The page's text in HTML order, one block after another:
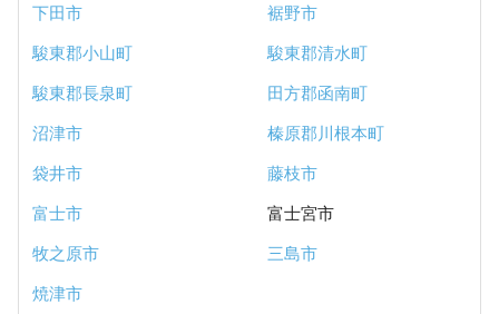
下田市
裾野市
駿東郡小山町
駿東郡清水町
駿東郡長泉町
田方郡函南町
沼津市
榛原郡川根本町
袋井市
藤枝市
富士市
富士宮市
牧之原市
三島市
焼津市